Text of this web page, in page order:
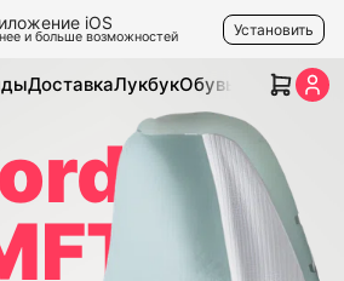
iOS
и больше возможностей Установить
ДоставкаЛукбукОбувь Одежда